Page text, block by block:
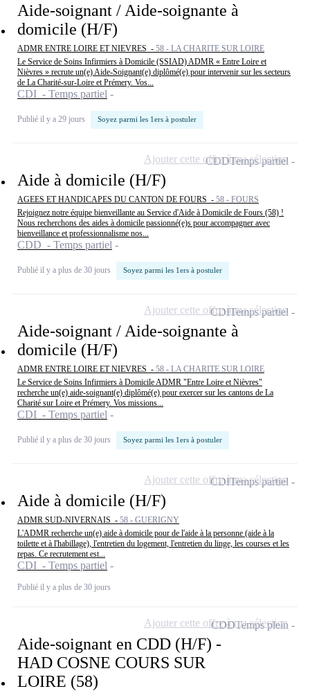
Aide-soignant / Aide-soignante à
domicile (H/F)
ADMR ENTRE LOIRE ET NIEVRES - 58 - LA CHARITE SUR LOIRE
Le Service de Soins Infirmiers à Domicile (SSIAD) ADMR « Entre Loire et
Nièvres » recrute un(e) Aide-Soignant(e) diplômé(e) pour intervenir sur les secteurs
de La Charité-sur-Loire et Prémery. Vos...
CDI - Temps partiel
Publié il y a 29 jours Soyez parmi les 1ers à postuler
Aide à domicile (H/F)
AGEES ET HANDICAPES DU CANTON DE FOURS - 58 - FOURS
Rejoignez notre équipe bienveillante au Service d'Aide à Domicile de Fours (58) !
Nous recherchons des aides à domicile passionné(e)s pour accompagner avec
bienveillance et professionnalisme nos...
CDD - Temps partiel
Publié il y a plus de 30 jours Soyez parmi les 1ers à postuler
CDDTemps partiel
Ajouter cette offre à ma sélection
Aide-soignant / Aide-soignante à
domicile (H/F)
ADMR ENTRE LOIRE ET NIEVRES - 58 - LA CHARITE SUR LOIRE
Le Service de Soins Infirmiers à Domicile ADMR "Entre Loire et Nièvres"
recherche un(e) aide-soignant(e) diplômé(e) pour exercer sur les cantons de La
Charité sur Loire et Prémery. Vos missions...
CDI - Temps partiel
Publié il y a plus de 30 jours Soyez parmi les 1ers à postuler
CDITemps partiel
Ajouter cette offre à ma sélection
Aide à domicile (H/F)
ADMR SUD-NIVERNAIS - 58 - GUERIGNY
L'ADMR recherche un(e) aide à domicile pour de l'aide à la personne (aide à la
toilette et à l'habillage), l'entretien du logement, l'entretien du linge, les courses et les
repas. Ce recrutement est...
CDI - Temps partiel
Publié il y a plus de 30 jours
CDITemps partiel
Ajouter cette offre à ma sélection
Aide-soignant en CDD (H/F) -
HAD COSNE COURS SUR
LOIRE (58)
CDDTemps plein
Ajouter cette offre à ma sélection